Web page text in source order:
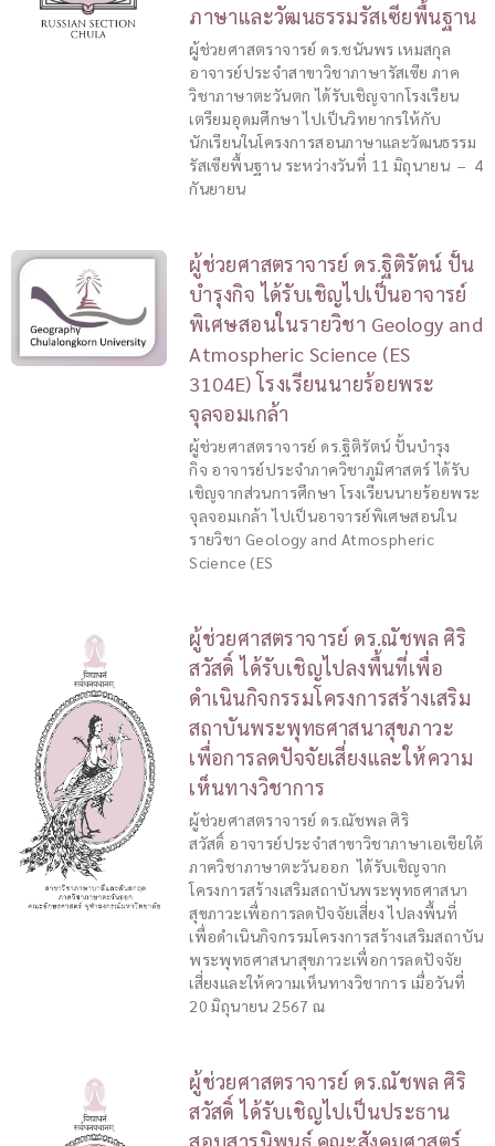
ภาษาและวัฒนธรรมรัสเซียพื้นฐาน
ผู้ช่วยศาสตราจารย์ ดร.ชนันพร เหมสกุล
อาจารย์ประจำสาขาวิชาภาษารัสเซีย ภาค
วิชาภาษาตะวันตก ได้รับเชิญจากโรงเรียน
เตรียมอุดมศึกษา ไปเป็นวิทยากรให้กับ
นักเรียนในโครงการสอนภาษาและวัฒนธรรม
รัสเซียพื้นฐาน ระหว่างวันที่ 11 มิถุนายน – 4
กันยายน
ผู้ช่วยศาสตราจารย์ ดร.ฐิติรัตน์ ปั้น
บำรุงกิจ ได้รับเชิญไปเป็นอาจารย์
พิเศษสอนในรายวิชา Geology and
Atmospheric Science (ES
3104E) โรงเรียนนายร้อยพระ
จุลจอมเกล้า
ผู้ช่วยศาสตราจารย์ ดร.ฐิติรัตน์ ปั้นบำรุง
กิจ อาจารย์ประจำภาควิชาภูมิศาสตร์ ได้รับ
เชิญจากส่วนการศึกษา โรงเรียนนายร้อยพระ
จุลจอมเกล้า ไปเป็นอาจารย์พิเศษสอนใน
รายวิชา Geology and Atmospheric
Science (ES
ผู้ช่วยศาสตราจารย์ ดร.ณัชพล ศิริ
สวัสดิ์ ได้รับเชิญไปลงพื้นที่เพื่อ
ดำเนินกิจกรรมโครงการสร้างเสริม
สถาบันพระพุทธศาสนาสุขภาวะ
เพื่อการลดปัจจัยเสี่ยงและให้ความ
เห็นทางวิชาการ
ผู้ช่วยศาสตราจารย์ ดร.ณัชพล ศิริ
สวัสดิ์ อาจารย์ประจำสาขาวิชาภาษาเอเชียใต้
ภาควิชาภาษาตะวันออก ได้รับเชิญจาก
โครงการสร้างเสริมสถาบันพระพุทธศาสนา
สุขภาวะเพื่อการลดปัจจัยเสี่ยง ไปลงพื้นที่
เพื่อดำเนินกิจกรรมโครงการสร้างเสริมสถาบัน
พระพุทธศาสนาสุขภาวะเพื่อการลดปัจจัย
เสี่ยงและให้ความเห็นทางวิชาการ เมื่อวันที่
20 มิถุนายน 2567 ณ
ผู้ช่วยศาสตราจารย์ ดร.ณัชพล ศิริ
สวัสดิ์ ได้รับเชิญไปเป็นประธาน
สอบสารนิพนธ์ คณะสังคมศาสตร์